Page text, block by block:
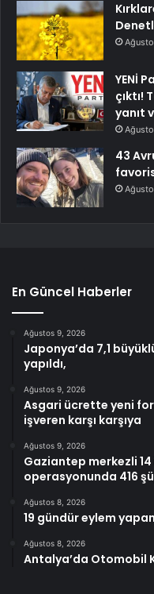
YENİ
çıktı!
yanıt
43
En Güncel Haberler
Ağustos 9, 2026
Japonya’da 7,1
yapıldı,
Ağustos 9, 2026
Asgari ücrette yeni
işveren karşı karşıya
Ağustos 9, 2026
Gaziantep merkezli 14
operasyonunda 416
Ağustos 8, 2026
19 gündür eylem
Ağustos 8, 2026
Antalya’da Otomobil